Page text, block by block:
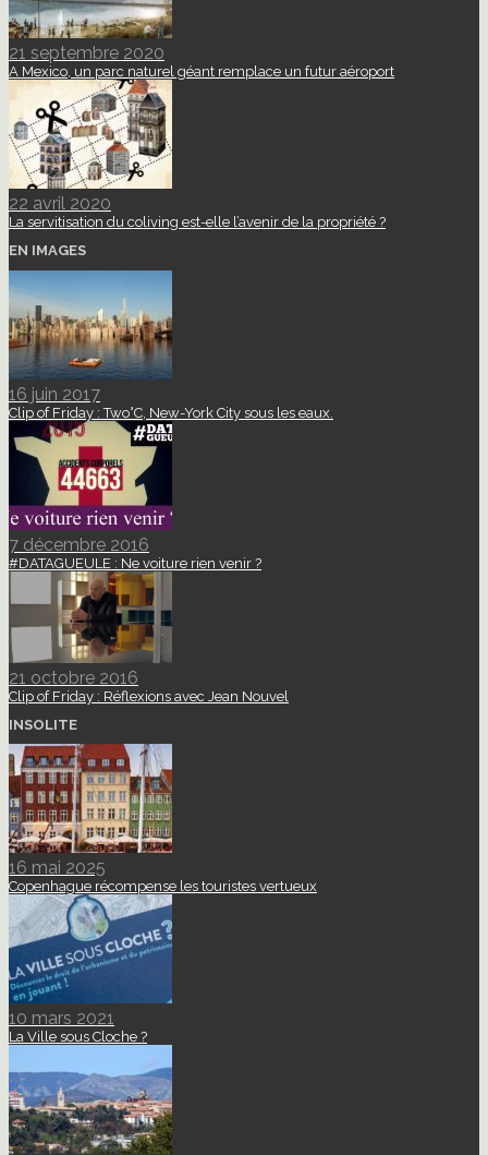
21 septembre 2020
A Mexico, un parc naturel géant remplace un futur aéroport
22 avril 2020
La servitisation du coliving est-elle l’avenir de la propriété ?
EN IMAGES
16 juin 2017
Clip of Friday : Two°C, New-York City sous les eaux.
7 décembre 2016
#DATAGUEULE : Ne voiture rien venir ?
21 octobre 2016
Clip of Friday : Réflexions avec Jean Nouvel
INSOLITE
16 mai 2025
Copenhague récompense les touristes vertueux
10 mars 2021
La Ville sous Cloche ?